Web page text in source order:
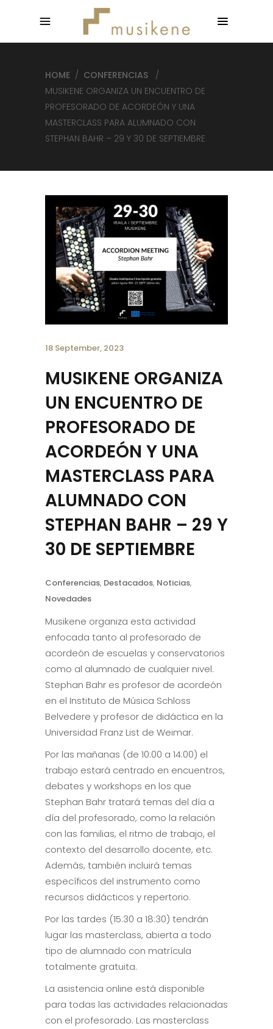
HOME / CONFERENCIAS
/
MUSIKENE ORGANIZA UN ENCUENTRO DE
PROFESORADO DE ACORDEÓN Y UNA
MASTERCLASS PARA ALUMNADO CON
STEPHAN BAHR – 29 Y 30 DE SEPTIEMBRE
18 September, 2023
MUSIKENE ORGANIZA
UN ENCUENTRO DE
PROFESORADO DE
ACORDEÓN Y UNA
MASTERCLASS PARA
ALUMNADO CON
STEPHAN BAHR – 29 Y
30 DE SEPTIEMBRE
Conferencias, Destacados, Noticias,
Novedades
Musikene organiza esta actividad
enfocada tanto al profesorado de
acordeón de escuelas y conservatorios
como al alumnado de cualquier nivel.
Stephan Bahr es profesor de acordeón
en el Instituto de Música Schloss
Belvedere y profesor de didáctica en la
Universidad Franz List de Weimar.
Por las mañanas (de 10:00 a 14:00) el
trabajo estará centrado en encuentros,
debates y workshops en los que
Stephan Bahr tratará temas del día a
día del profesorado, como la relación
con las familias, el ritmo de trabajo, el
contexto del desarrollo docente, etc.
Además, también incluirá temas
específicos del instrumento como
recursos didácticos y repertorio.
Por las tardes (15:30 a 18:30) tendrán
lugar las masterclass, abierta a todo
tipo de alumnado con matrícula
totalmente gratuita.
La asistencia online está disponible
para todas las actividades relacionadas
con el profesorado. Las masterclass